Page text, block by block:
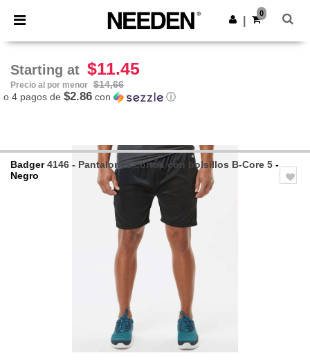
× App de Needen
¡Mejores precios en app!
Descargar app
0
Starting at $11.45
Precio al por menor $14,66
o 4 pagos de $2.86 con ⓘ
Badger4146 - Pantalones cortos con bolsillos B-Core 5 -
Negro